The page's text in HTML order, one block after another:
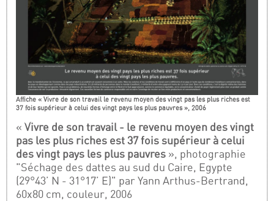
Affiche « Vivre de son travail le revenu moyen des vingt pas les plus riches est
37 fois supérieur à celui des vingt pays les plus pauvres », 2006
«Vivre de son travail - le revenu moyen des vingt
pas les plus riches est 37 fois supérieur à celui
des vingt pays les plus pauvres », photographie
"Séchage des dattes au sud du Caire, Egypte
(29°43’ N - 31°17’ E)" par Yann Arthus-Bertrand,
60x80 cm, couleur, 2006